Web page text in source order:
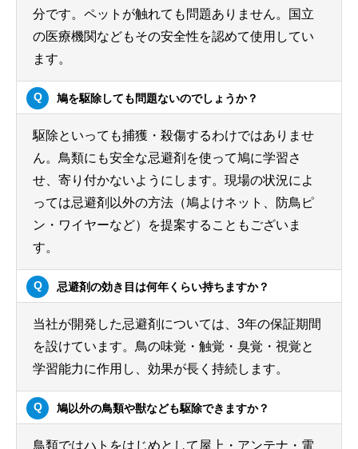
分です。ペットが触れても問題ありません。国立
の医療機関などもその安全性を認めて使用してい
ます。
鳩を駆除しても問題ないのでしょうか？
駆除といっても捕獲・殺傷するわけではありませ
ん。鳥類にも安全な忌避剤を使って鳩に学習さ
せ、寄り付かないようにします。現場の状況によ
っては忌避剤以外の方法（鳩よけネット、防鳥ピ
ン・ワイヤーなど）を提案することもございま
す。
忌避剤の効き目は何年くらい持ちますか？
当社が開発した忌避剤については、3年の保証期間
を設けています。鳥の味覚・触覚・臭覚・視覚と
学習能力に作用し、効果が長く持続します。
鳩以外の鳥類や獣なども駆除できますか？
鳥類ではハトをはじめとして屋上・アンテナ・電